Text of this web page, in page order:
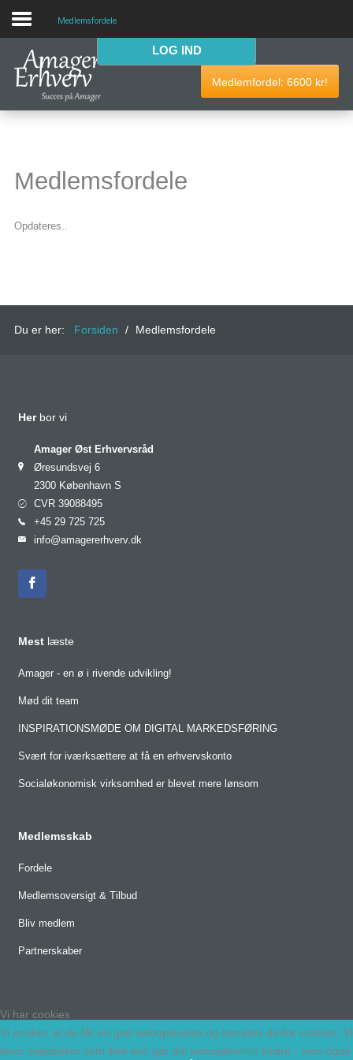
VELKOMMEN
AmagerErhverv skaber netværk, events og fordele til
Nyheder
Medlemmer & tilbud
Nyttige links
Medlemsfordele
LOG IND
Medlemfordel:6600 kr!
Medlemsfordele
Opdateres..
Du er her: Forsiden / Medlemsfordele
Her bor vi
Amager Øst Erhvervsråd
Øresundsvej 6
2300 København S
CVR 39088495
+45 29 725 725
info@amagererhverv.dk
Mest læste
Amager - en ø i rivende udvikling!
Mød dit team
INSPIRATIONSMØDE OM DIGITAL MARKEDSFØRING
Svært for iværksættere at få en erhvervskonto
Socialøkonomisk virksomhed er blevet mere lønsom
Medlemsskab
Fordele
Medlemsoversigt & Tilbud
Bliv medlem
Partnerskaber
Vi har cookies
Vi ønsker, at du får en god weboplevelse og benytter derfor cookies. Vi
laver statistikker som ikke kun gør din weboplevelse bedre - men også